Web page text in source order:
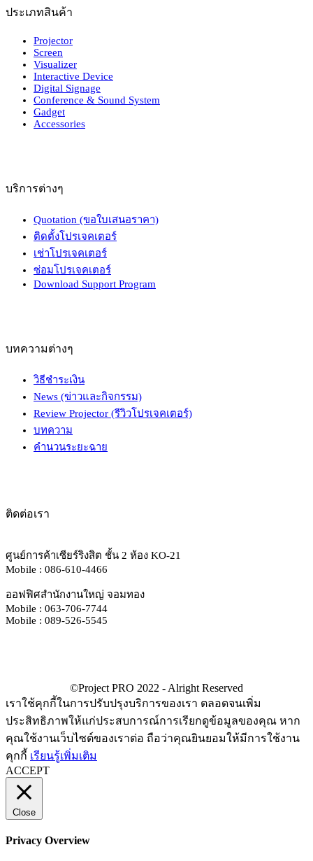
ประเภทสินค้า
Projector
Screen
Visualizer
Interactive Device
Digital Signage
Conference & Sound System
Gadget
Accessories
บริการต่างๆ
Quotation (ขอใบเสนอราคา)
ติดตั้งโปรเจคเตอร์
เช่าโปรเจคเตอร์
ซ่อมโปรเจคเตอร์
Download Support Program
บทความต่างๆ
วิธีชำระเงิน
News (ข่าวและกิจกรรม)
Review Projector (รีวิวโปรเจคเตอร์)
บทความ
คำนวนระยะฉาย
ติดต่อเรา
ศูนย์การค้าเซียร์ริงสิต ชั้น 2 ห้อง KO-21
Mobile : 086-610-4466
ออฟฟิศสำนักงานใหญ่ จอมทอง
Mobile : 063-706-7744
Mobile : 089-526-5545
เราใช้คุกกี้ในการปรับปรุงบริการของเรา ตลอดจนเพิ่ม
ประสิทธิภาพให้แก่ประสบการณ์การเรียกดูข้อมูลของคุณ หาก
คุณใช้งานเว็บไซต์ของเราต่อ ถือว่าคุณยินยอมให้มีการใช้งาน
คุกกี้ เรียนรู้เพิ่มเติม
ACCEPT
Close
Privacy Overview